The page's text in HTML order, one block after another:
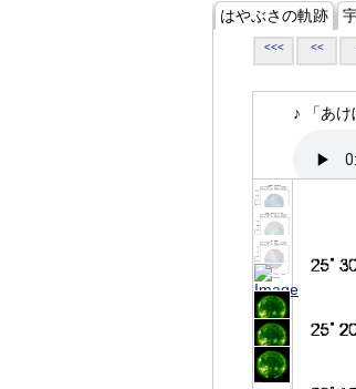
はやぶさの軌跡
<<< <<
♪ 「あけ